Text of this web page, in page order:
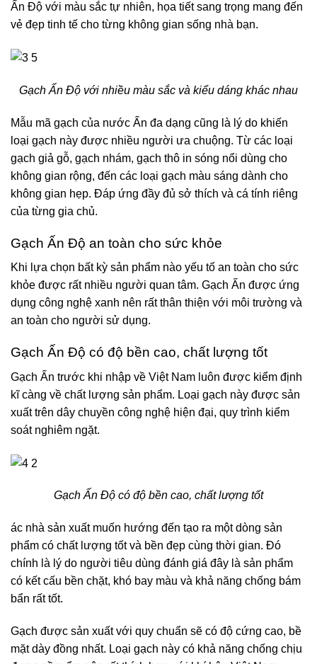
Ấn Độ với màu sắc tự nhiên, họa tiết sang trọng mang đến
vẻ đẹp tinh tế cho từng không gian sống nhà bạn.
Gạch Ấn Độ với nhiều màu sắc và kiểu dáng khác nhau
Mẫu mã gạch của nước Ấn đa dạng cũng là lý do khiến
loại gạch này được nhiều người ưa chuộng. Từ các loại
gạch giả gỗ, gạch nhám, gạch thô in sóng nổi dùng cho
không gian rộng, đến các loại gạch màu sáng dành cho
không gian hẹp. Đáp ứng đầy đủ sở thích và cá tính riêng
của từng gia chủ.
Gạch Ấn Độ an toàn cho sức khỏe
Khi lựa chọn bất kỳ sản phẩm nào yếu tố an toàn cho sức
khỏe được rất nhiều người quan tâm. Gạch Ấn được ứng
dụng công nghệ xanh nên rất thân thiện với môi trường và
an toàn cho người sử dụng.
Gạch Ấn Độ có độ bền cao, chất lượng tốt
Gạch Ấn trước khi nhập về Việt Nam luôn được kiểm định
kĩ càng về chất lượng sản phẩm. Loại gạch này được sản
xuất trên dây chuyền công nghệ hiện đại, quy trình kiểm
soát nghiêm ngặt.
Gạch Ấn Độ có độ bền cao, chất lượng tốt
ác nhà sản xuất muốn hướng đến tạo ra một dòng sản
phẩm có chất lượng tốt và bền đẹp cùng thời gian. Đó
chính là lý do người tiêu dùng đánh giá đây là sản phẩm
có kết cấu bền chặt, khó bay màu và khả năng chống bám
bẩn rất tốt.
Gạch được sản xuất với quy chuẩn sẽ có độ cứng cao, bề
mặt dày đồng nhất. Loại gạch này có khả năng chống chịu